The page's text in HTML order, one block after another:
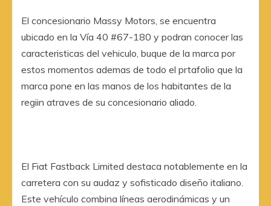
El concesionario Massy Motors, se encuentra
ubicado en la Vía 40 #67-180 y podran conocer las
caracteristicas del vehiculo, buque de la marca por
estos momentos ademas de todo el prtafolio que la
marca pone en las manos de los habitantes de la
regiin atraves de su concesionario aliado.
El Fiat Fastback Limited destaca notablemente en la
carretera con su audaz y sofisticado diseño italiano.
Este vehículo combina líneas aerodinámicas y un